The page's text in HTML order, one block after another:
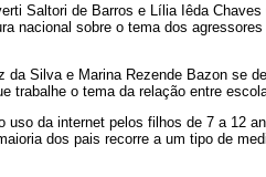
Saltori de Barros e Lília Iêda
nacional sobre o tema dos
da Silva e Marina Rezende Bazon se
trabalhe o tema da relação entre
uso da internet pelos filhos de 7 a 12
dos pais recorre a um tipo de